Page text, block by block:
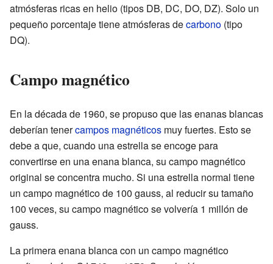
atmósferas ricas en helio (tipos DB, DC, DO, DZ). Solo un
pequeño porcentaje tiene atmósferas decarbono (tipo
DQ).
Campo magnético
En la década de 1960, se propuso que las enanas blancas
deberían tenercampos magnéticos muy fuertes. Esto se
debe a que, cuando una estrella se encoge para
convertirse en una enana blanca, su campo magnético
original se concentra mucho. Si una estrella normal tiene
un campo magnético de 100 gauss, al reducir su tamaño
100 veces, su campo magnético se volvería 1 millón de
gauss.
La primera enana blanca con un campo magnético